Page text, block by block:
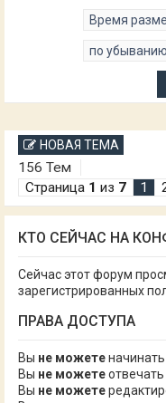
НОВАЯ ТЕМА
156 Тем
Страница 1 из 7 1
КТО СЕЙЧАС НА
Сейчас этот форум
зарегистрированных
ПРАВА ДОСТУПА
Вы не можете
Вы не можете
Вы не можете